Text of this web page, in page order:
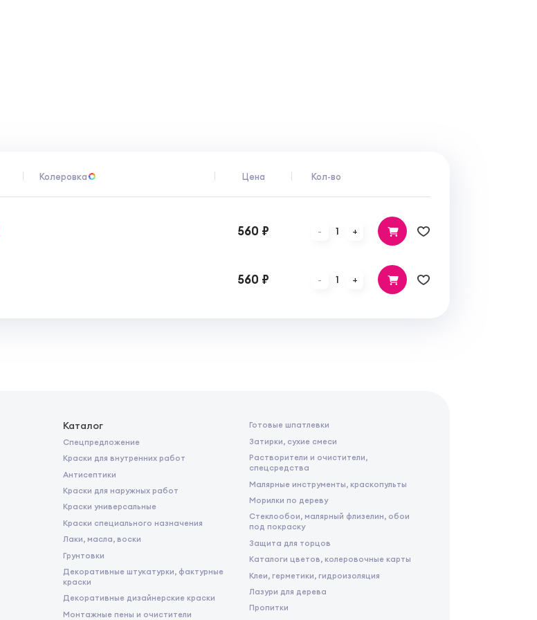
Колеровка Цена Кол-во
560 ₽ - 1 +
560 ₽ - 1 +
Каталог
Спецпредложение
Краски для внутренних работ
Антисептики
Краски для наружных работ
Краски универсальные
Краски специального назначения
Лаки, масла, воски
Грунтовки
Декоративные штукатурки, фактурные
краски
Декоративные дизайнерские краски
Монтажные пены и очистители
Готовые шпатлевки
Затирки, сухие смеси
Растворители и очистители,
спецсредства
Малярные инструменты, краскопульты
Морилки по дереву
Стеклообои, малярный флизелин, обои
под покраску
Защита для торцов
Каталоги цветов, колеровочные карты
Клеи, герметики, гидроизоляция
Лазури для дерева
Пропитки